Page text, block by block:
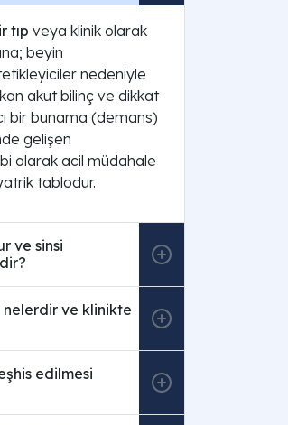
tıp veya klinik olarak
beyin
nedeniyle
akut bilinç ve dikkat
bir bunama (demans)
gelişen
olarak acil müdahale
tablodur.
ve sinsi
ve klinikte
edilmesi